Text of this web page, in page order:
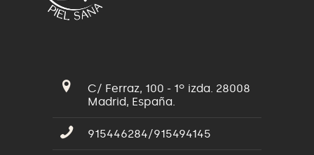
C/ Ferraz, 100 - 1º izda. 28008
Madrid, España.
915446284/915494145